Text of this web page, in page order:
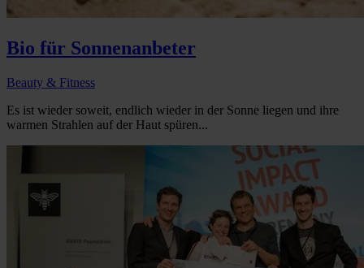
Bio für Sonnenanbeter
Beauty & Fitness
Es ist wieder soweit, endlich wieder in der Sonne liegen und ihre
warmen Strahlen auf der Haut spüren...